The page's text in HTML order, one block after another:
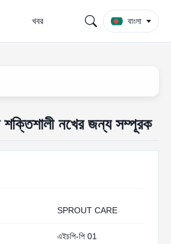
খবর বাংলা
শক্তিশালী নখের জন্য সম্পূরক
SPROUT CARE
এইচপি-পি 01